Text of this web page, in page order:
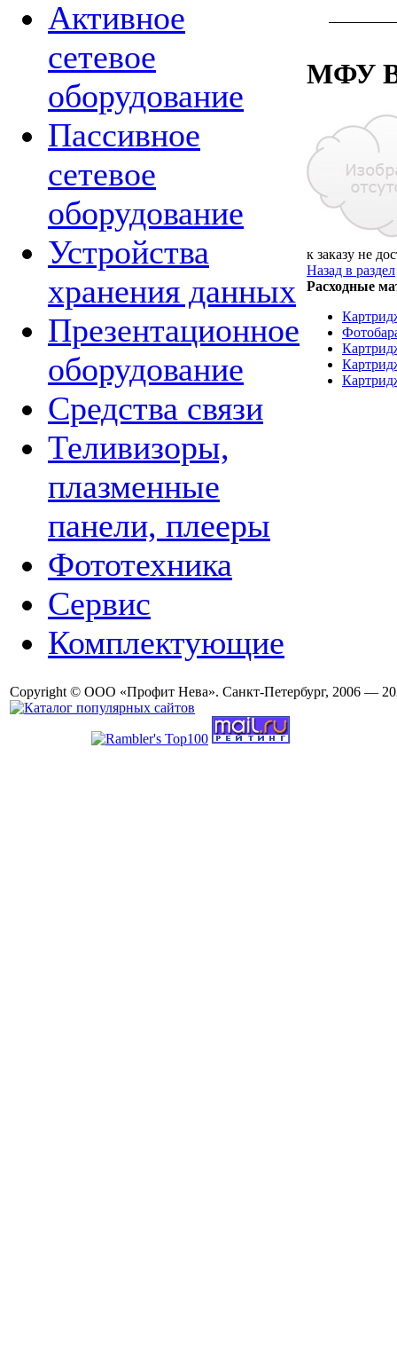
Активное
сетевое
оборудование
Пассивное
сетевое
оборудование
Устройства
хранения данных
Презентационное
оборудование
Средства связи
Теливизоры,
плазменные
панели, плееры
Фототехника
Сервис
Комплектующие
МФУ
к заказу не
Назад в раздел
Расходные
Copyright © ООО «Профит Нева». Санкт-Петербург, 2006 —